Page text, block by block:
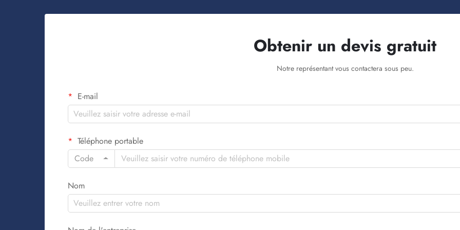
Obtenir un devis gratuit
Notre représentant vous contactera sous peu.
E-mail
Téléphone portable
Code
Nom